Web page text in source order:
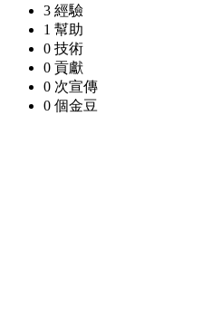
3 經驗
1 幫助
0 技術
0 貢獻
0 次宣傳
0 個金豆